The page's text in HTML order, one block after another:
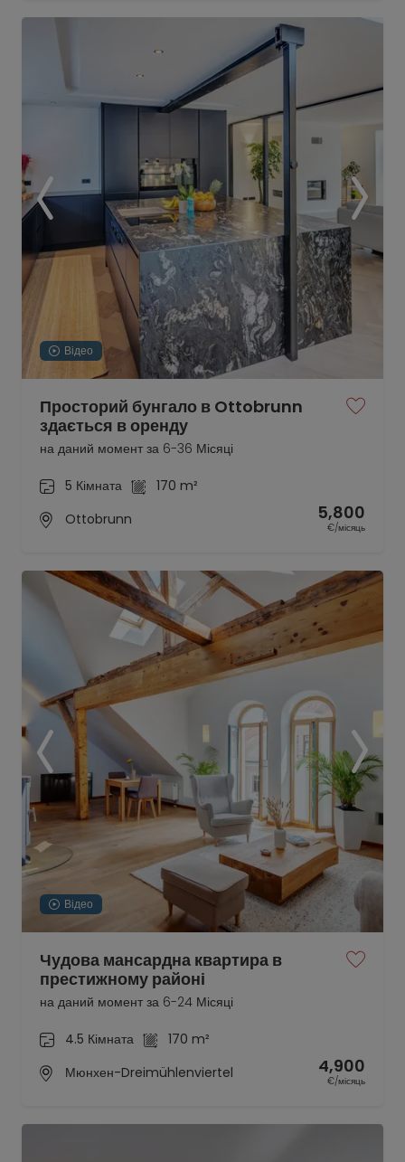
Відео
Просторий бунгало в Ottobrunn
здається в оренду
на даний момент за 6-36 Місяці
5 Кімната
170 m²
Ottobrunn
5,800
€/місяць
Відео
Чудова мансардна квартира в
престижному районі
на даний момент за 6-24 Місяці
4.5 Кімната
170 m²
Мюнхен-Dreimühlenviertel
4,900
€/місяць